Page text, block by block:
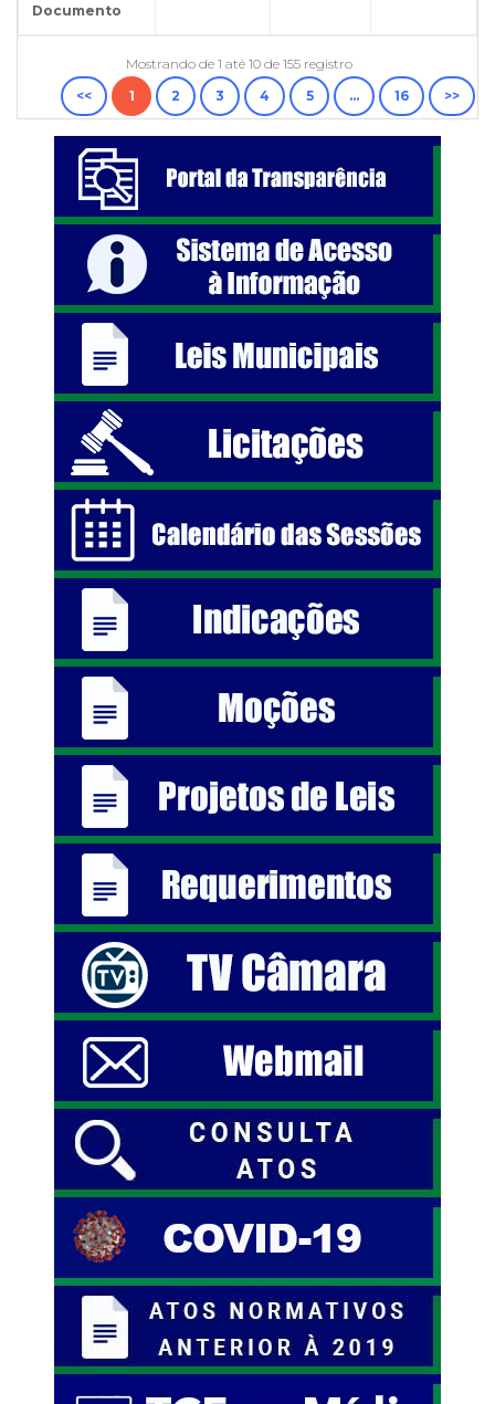
Documento
Mostrando de 1 até 10 de 155 registro
<<
1 2 3 4 5 … 16 >>